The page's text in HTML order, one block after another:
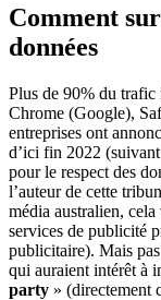
Comment
données
Plus de 90% du trafic
Chrome (Google),
entreprises ont
d’ici fin 2022
pour le respect des
l’auteur de cette
média australien,
services de publicité
publicitaire). Mais pas
qui auraient intérêt à
party » (directement